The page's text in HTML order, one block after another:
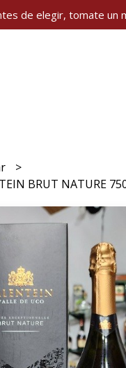
de elegir, tomate un
BRUT NATURE